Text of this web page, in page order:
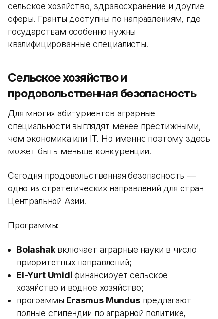
сельское хозяйство, здравоохранение и другие
сферы. Гранты доступны по направлениям, где
государствам особенно нужны
квалифицированные специалисты.
Сельское хозяйство и
продовольственная безопасность
Для многих абитуриентов аграрные
специальности выглядят менее престижными,
чем экономика или IT. Но именно поэтому здесь
может быть меньше конкуренции.
Сегодня продовольственная безопасность —
одно из стратегических направлений для стран
Центральной Азии.
Программы:
Bolashakвключает аграрные науки в число
приоритетных направлений;
El-Yurt Umidi финансирует сельское
хозяйство и водное хозяйство;
программы Erasmus Mundusпредлагают
полные стипендии по аграрной политике,